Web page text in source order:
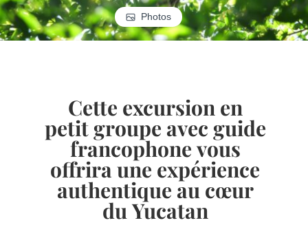
Photos
Cette excursion en
petit groupe avec guide
francophone vous
offrira une expérience
authentique au cœur
du Yucatan